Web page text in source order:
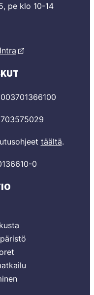
pe klo 10-14
täältä.
0